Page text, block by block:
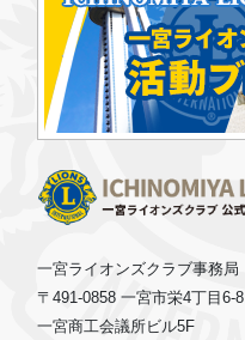
一宮ライオンズクラブ事務局
〒491-0858 一宮市栄4丁目6-8
一宮商工会議所ビル5F